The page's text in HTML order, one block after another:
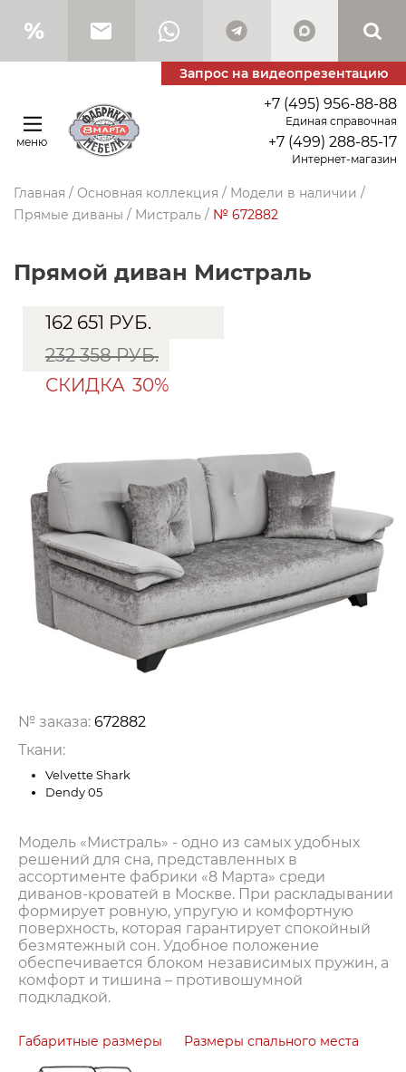
Запрос на видеопрезентацию
меню
+7 (495) 956-88-88
Единая справочная
+7 (499) 288-85-17
Интернет-магазин
Главная / Основная коллекция / Модели в наличии /
Прямые диваны / Мистраль / № 672882
прямой диван Мистраль
162 651 РУБ.
232 358 РУБ.
СКИДКА 30%
№ заказа: 672882
Ткани:
Velvette Shark
Dendy 05
Модель «Мистраль» - одно из самых удобных
решений для сна, представленных в
ассортименте фабрики «8 Марта» среди
диванов-кроватей в Москве. При раскладывании
формирует ровную, упругую и комфортную
поверхность, которая гарантирует спокойный
безмятежный сон. Удобное положение
обеспечивается блоком независимых пружин, а
комфорт и тишина – противошумной
подкладкой.
Габаритные размеры Размеры спального места